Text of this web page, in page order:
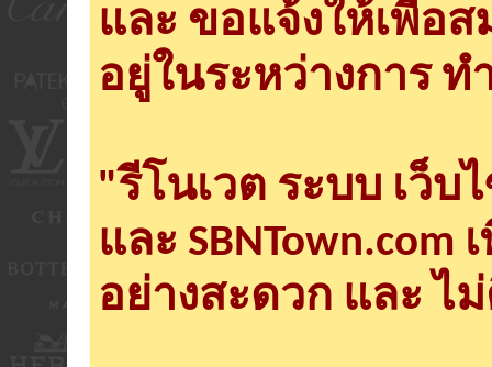
และ ขอแจ้งให้เพื่อ
อยู่ในระหว่างการ ท
"รีโนเวต ระบบ เว็บ
และ
อย่างสะดวก และ ไ